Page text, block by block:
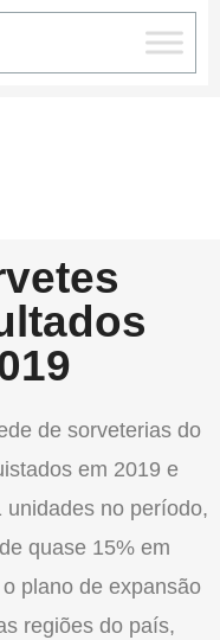
de sorveterias do
em 2019 e
no período,
quase 15% em
plano de expansão
regiões do país,